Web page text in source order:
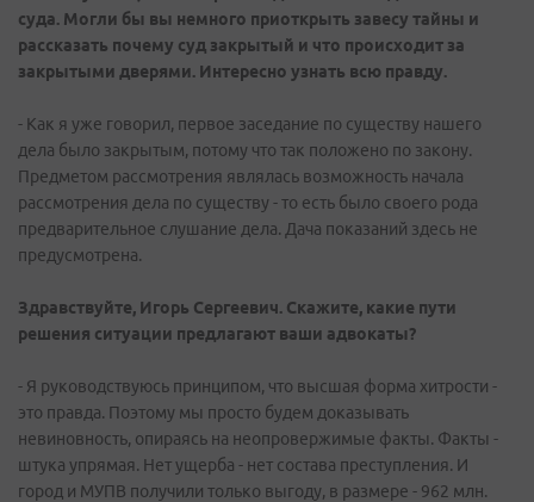
суда. Могли бы вы немного приоткрыть завесу тайны и
рассказать почему суд закрытый и что происходит за
закрытыми дверями. Интересно узнать всю правду.
- Как я уже говорил, первое заседание по существу нашего
дела было закрытым, потому что так положено по закону.
Предметом рассмотрения являлась возможность начала
рассмотрения дела по существу - то есть было своего рода
предварительное слушание дела. Дача показаний здесь не
предусмотрена.
Здравствуйте, Игорь Сергеевич. Скажите, какие пути
решения ситуации предлагают ваши адвокаты?
- Я руководствуюсь принципом, что высшая форма хитрости -
это правда. Поэтому мы просто будем доказывать
невиновность, опираясь на неопровержимые факты. Факты -
штука упрямая. Нет ущерба - нет состава преступления. И
город и МУПВ получили только выгоду, в размере - 962 млн.